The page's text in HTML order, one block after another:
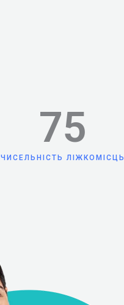
ЧИСЕЛЬНІСТЬ ЛІЖКОМІСЦЬ
75